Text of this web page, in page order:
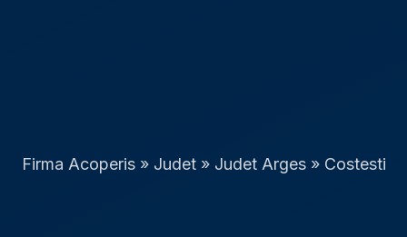
Firma Acoperis» Judet» Judet Arges» Costesti